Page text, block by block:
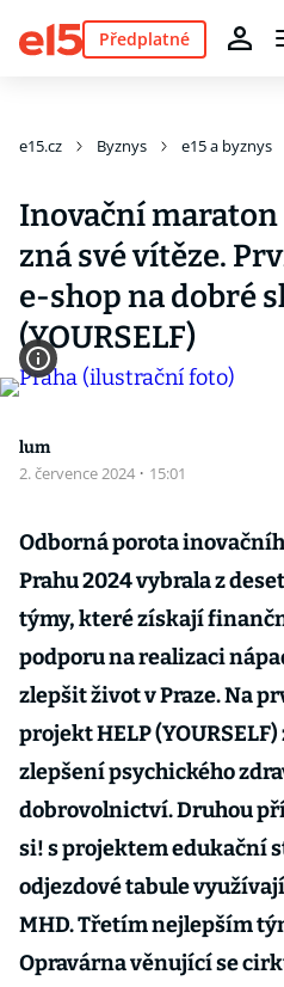
Předplatné
e15.cz Byznys e15 a byznys
Inovační
zná své vítěze.
e-shop na dobré
(YOURSELF)
lum
2. července 2024 · 15:01
Odborná porota
Prahu 2024 vybrala z
týmy, které získají
podporu na realizaci
zlepšit život v Praze. Na
projekt HELP
zlepšení psychického
dobrovolnictví. Druhou
si! s projektem edukační
odjezdové tabule
MHD. Třetím nejlepším
Opravárna věnující se